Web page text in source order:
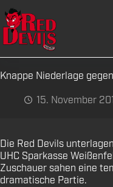
Zum
Inhalt
springen
Knappe Niederlage
15. November
Die Red Devils
UHC Sparkasse
Zuschauer sahen eine
dramatische Partie.